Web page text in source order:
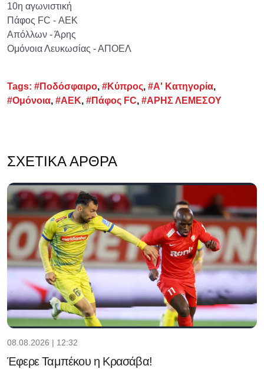
10η αγωνιστική
Πάφος FC - ΑΕΚ
Απόλλων - Άρης
Ομόνοια Λευκωσίας - ΑΠΟΕΛ
Tags: #Ποδόσφαιρο, #Κύπρος, #Α' Κατηγορία,
#Ομόνοια, #ΑΕΚ, #Πάφος FC, #ΑΡΗΣ ΛΕΜΕΣΟΥ
ΣΧΕΤΙΚΆ ΆΡΘΡΑ
08.08.2026 | 12:32
Έφερε Ταμπέκου η Κρασάβα!